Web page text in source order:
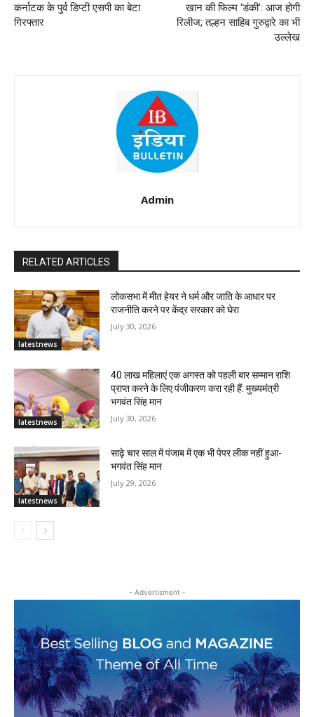
कर्नाटक के पुर्व डिप्टी एसपी का बेटा
गिरफ्तार
खान की फिल्म ‘डंकी’: आज होगी
रिलीज; तल्हन साहिब गुरुद्वारे का भी
उल्लेख
Admin
RELATED ARTICLES
latestnews
लोकसभा में मीत हेयर ने धर्म और जाति के आधार पर
राजनीति करने पर केंद्र सरकार को घेरा
July 30, 2026
latestnews
40 लाख महिलाएं एक अगस्त को पहली बार सम्मान राशि
प्राप्त करने के लिए पंजीकरण करा रही हैं: मुख्यमंत्री
भगवंत सिंह मान
July 30, 2026
latestnews
साढ़े चार साल में पंजाब में एक भी पेपर लीक नहीं हुआ-
भगवंत सिंह मान
July 29, 2026
- Advertisment -